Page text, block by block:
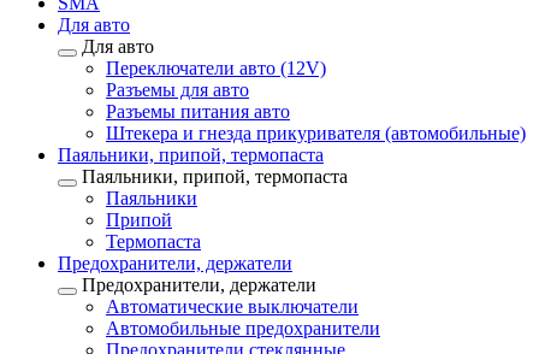
Для авто
Для авто
Переключатели авто (12V)
Разъемы для авто
Разъемы питания авто
Штекера и гнезда прикуривателя (автомобильные)
Паяльники, припой, термопаста
Паяльники, припой, термопаста
Паяльники
Припой
Термопаста
Предохранители, держатели
Предохранители, держатели
Автоматические выключатели
Автомобильные предохранители
Предохранители стеклянные